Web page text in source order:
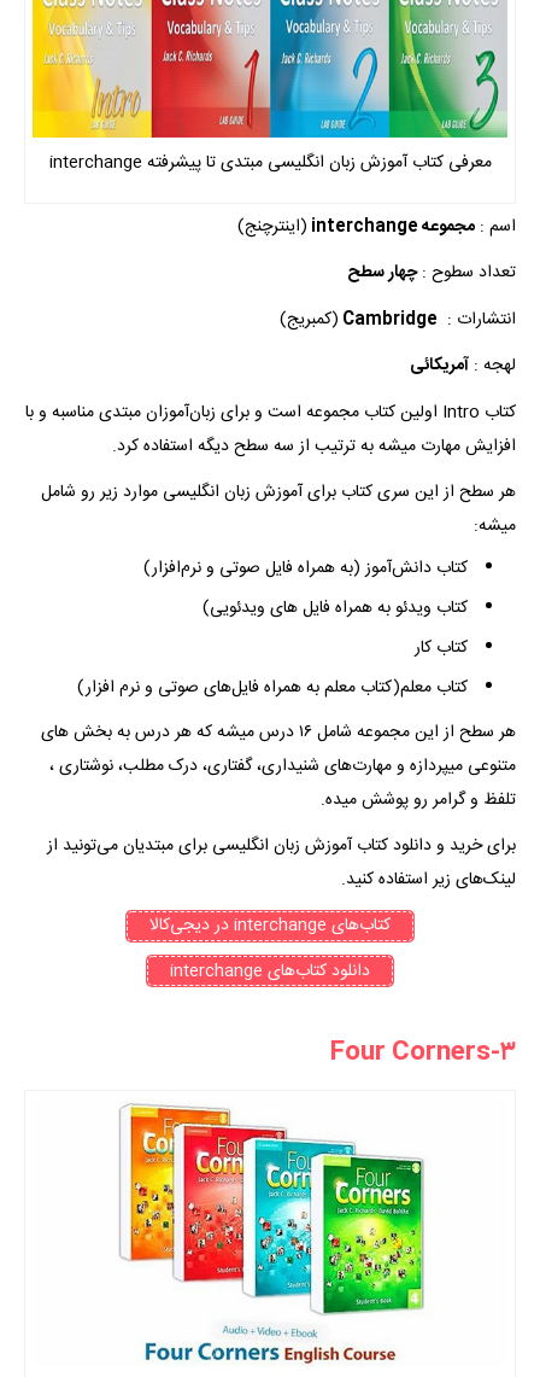
معرفی کتاب آموزش زبان انگلیسی مبتدی تا پیشرفته interchange
اسم : مجموعه interchange
(اینترچنج)
تعداد سطوح :چهار سطح
انتشارات : Cambridge (کمبریج)
لهجه : آمریکائی
کتاب Intro اولین کتاب مجموعه است و برای زبان‌آموزان مبتدی مناسبه و با
افزایش مهارت میشه به ترتیب از سه سطح دیگه استفاده کرد.
هر سطح از این سری کتاب‌ برای آموزش زبان انگلیسی موارد زیر رو شامل
میشه:
کتاب دانش‌آموز (به همراه فایل صوتی و نرم‌افزار)
کتاب ویدئو به همراه فایل های ویدئویی)
کتاب کار
کتاب معلم(کتاب معلم به همراه فایل‌‌های صوتی و نرم افزار)
هر سطح از این مجموعه شامل ۱۶ درس میشه که هر درس به بخش های
متنوعی میپردازه و مهارت‌های شنیداری، گفتاری، درک مطلب، نوشتاری ،
تلفظ و گرامر رو پوشش میده.
برای خرید ودانلود کتاب آموزش زبان انگلیسی برای مبتدیانمی‌تونید از
لینک‌های زیر استفاده کنید.
کتاب‌‌های interchange در دیجی‌کالا
دانلود کتاب‌های interchange
۳-Four Corners